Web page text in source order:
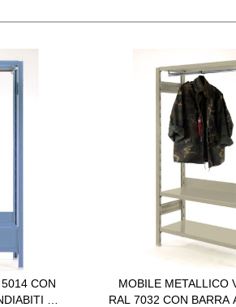
CON
IN
MOBILE METALLICO
RAL 7032 CON BARRA